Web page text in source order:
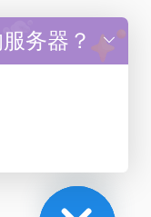
t
务器？